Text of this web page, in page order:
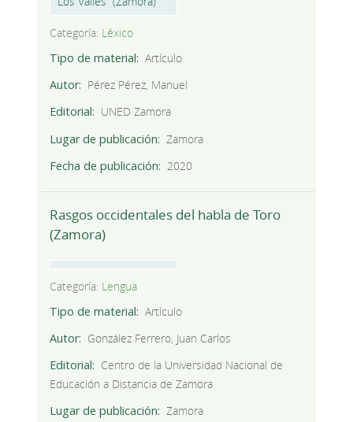
Categoría: Léxico
Tipo de material
Artículo
Autor
Pérez Pérez, Manuel
Editorial
UNED Zamora
Lugar de publicación
Zamora
Fecha de publicación
2020
Rasgos occidentales del habla de Toro
(Zamora)
Categoría: Lengua
Tipo de material
Artículo
Autor
González Ferrero, Juan Carlos
Editorial
Centro de la Universidad Nacional de
Educación a Distancia de Zamora
Lugar de publicación
Zamora